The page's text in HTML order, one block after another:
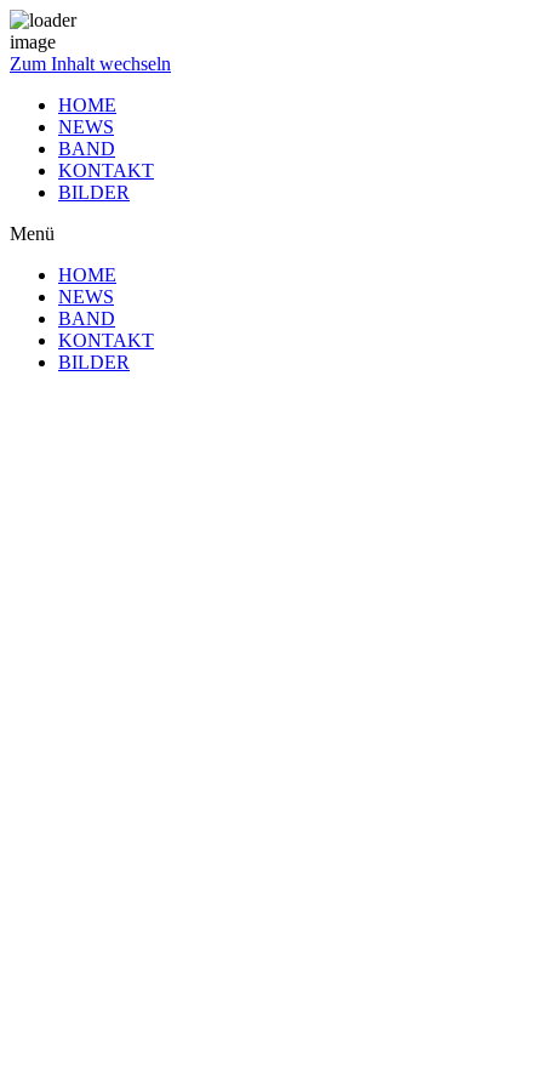
Zum Inhalt wechseln
HOME
NEWS
BAND
KONTAKT
BILDER
Menü
HOME
NEWS
BAND
KONTAKT
BILDER